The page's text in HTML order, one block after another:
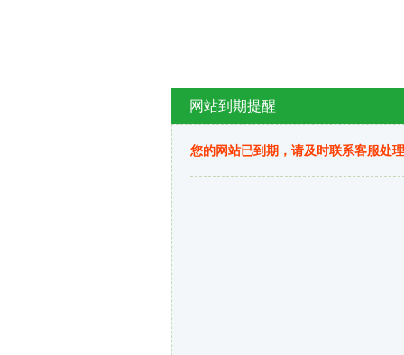
网站到期提醒
您的网站已到期，请及时联系客服处理